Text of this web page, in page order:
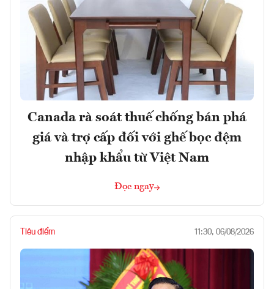
Canada rà soát thuế chống bán phá
giá và trợ cấp đối với ghế bọc đệm
nhập khẩu từ Việt Nam
Đọc ngay
Tiêu điểm 11:30, 06/08/2026